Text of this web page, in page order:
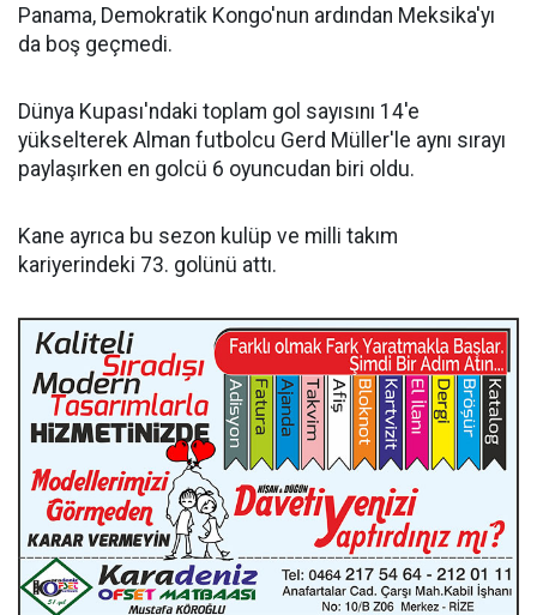
Panama, Demokratik Kongo'nun ardından Meksika'yı
da boş geçmedi.
Dünya Kupası'ndaki toplam gol sayısını 14'e
yükselterek Alman futbolcu Gerd Müller'le aynı sırayı
paylaşırken en golcü 6 oyuncudan biri oldu.
Kane ayrıca bu sezon kulüp ve milli takım
kariyerindeki 73. golünü attı.